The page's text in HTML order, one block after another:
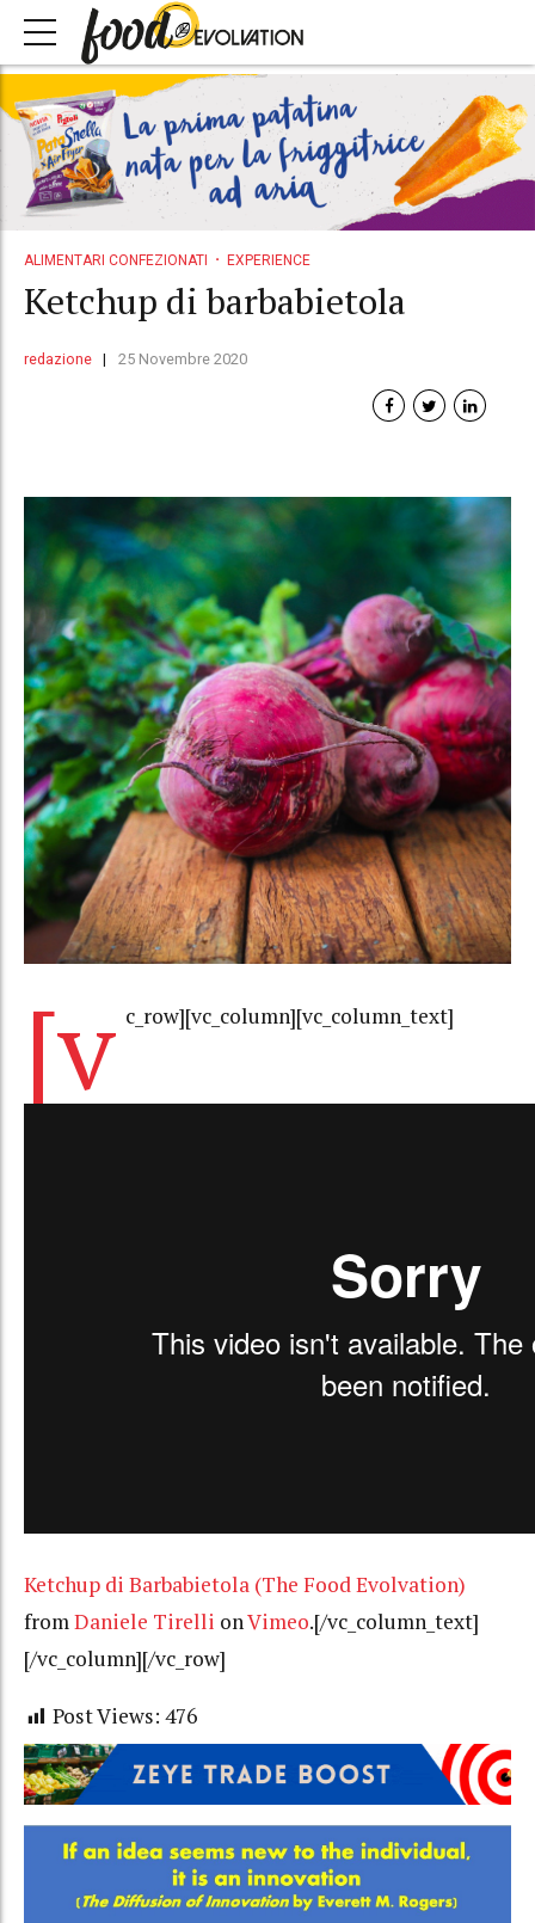
ALIMENTARI CONFEZIONATI EXPERIENCE
Ketchup di barbabietola
redazione 25 Novembre 2020
[v c_row][vc_column][vc_column_text]
Ketchup di Barbabietola (The Food Evolvation)
fromDaniele Tirelli onVimeo.[/vc_column_text]
[/vc_column][/vc_row]
Post Views: 476